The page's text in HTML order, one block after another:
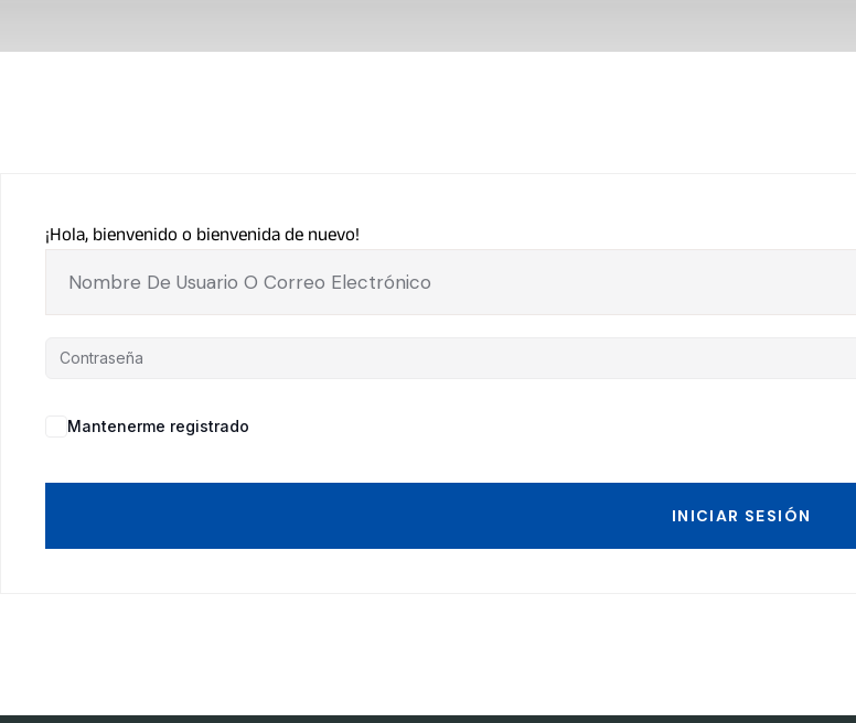
¡Hola, bienvenido o bienvenida de nuevo!
Mantenerme registrado
INICIAR SESIÓN